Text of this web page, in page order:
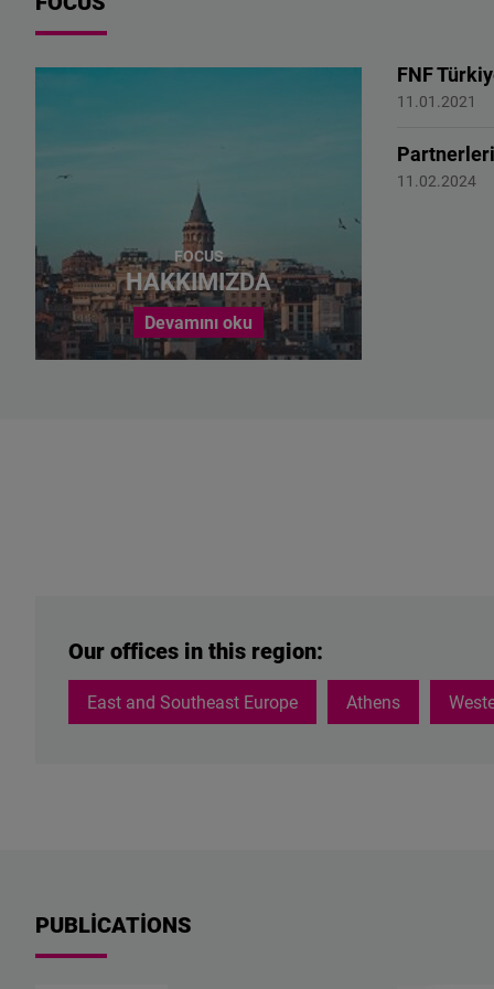
önerilerini bir araya
FOCUS
HAKKIMIZDA
Devamını oku
FNF
11.01.2021
Partnerler
11.02.2024
Our offices in this region:
East and Southeast Europe Athens
PUBLICATIONS